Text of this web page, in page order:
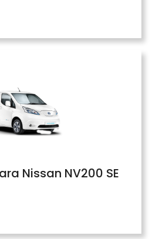
Nissan NV200 SE